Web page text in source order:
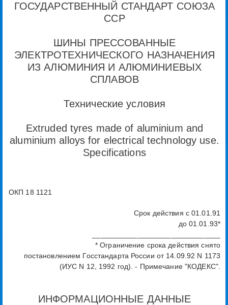
ГОСУДАРСТВЕННЫЙ СТАНДАРТ СОЮЗА
ССР
ШИНЫ ПРЕССОВАННЫЕ
ЭЛЕКТРОТЕХНИЧЕСКОГО НАЗНАЧЕНИЯ
ИЗ АЛЮМИНИЯ И АЛЮМИНИЕВЫХ
СПЛАВОВ
Технические условия
Extruded tyres made of aluminium and
aluminium alloys for electrical technology use.
Specifications
ОКП 18 1121
Срок действия с 01.01.91
до 01.01.93*
* Ограничение срока действия снято
постановлением Госстандарта России от 14.09.92 N 1173
(ИУС N 12, 1992 год). - Примечание "КОДЕКС".
ИНФОРМАЦИОННЫЕ ДАННЫЕ